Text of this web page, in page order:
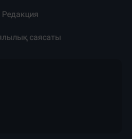
Редакция
саясаты